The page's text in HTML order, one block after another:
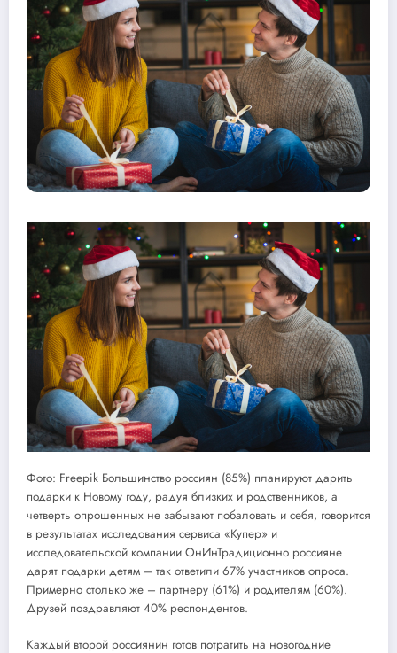
Фото: Freepik Большинство россиян (85%) планируют дарить
подарки к Новому году, радуя близких и родственников, а
четверть опрошенных не забывают побаловать и себя, говорится
в результатах исследования сервиса «Купер» и
исследовательской компании ОнИнТрадиционно россияне
дарят подарки детям – так ответили 67% участников опроса.
Примерно столько же – партнеру (61%) и родителям (60%).
Друзей поздравляют 40% респондентов.
Каждый второй россиянин готов потратить на новогодние